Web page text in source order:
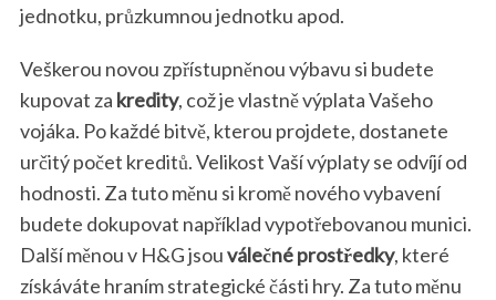
jednotku, průzkumnou jednotku apod.
Veškerou novou zpřístupněnou výbavu si budete
kupovat za kredity, což je vlastně výplata Vašeho
vojáka. Po každé bitvě, kterou projdete, dostanete
určitý počet kreditů. Velikost Vaší výplaty se odvíjí od
hodnosti. Za tuto měnu si kromě nového vybavení
budete dokupovat například vypotřebovanou munici.
Další měnou v H&G jsouválečné prostředky, které
získáváte hraním strategické části hry. Za tuto měnu